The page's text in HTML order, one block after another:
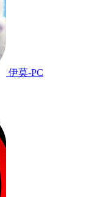
伊莫-PC